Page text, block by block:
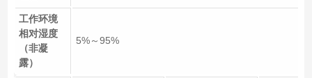
工作环境
相对湿度
（非凝
露）
5%～95%